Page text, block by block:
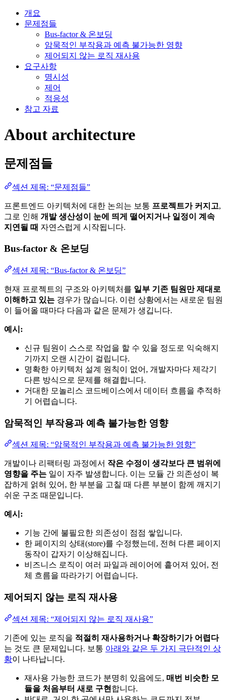
개요
문제점들
Bus-factor & 온보딩
암묵적인 부작용과 예측 불가능한 영향
제어되지 않는 로직 재사용
요구사항
명시성
제어
적응성
참고 자료
About architecture
문제점들
섹션 제목: “문제점들”
프론트엔드 아키텍처에 대한 논의는 보통 프로젝트가 커지고,
그로 인해 개발 생산성이 눈에 띄게 떨어지거나 일정이 계속
지연될 때 자연스럽게 시작됩니다.
Bus-factor & 온보딩
섹션 제목: “Bus-factor & 온보딩”
현재 프로젝트의 구조와 아키텍처를 일부 기존 팀원만 제대로
이해하고 있는 경우가 많습니다. 이런 상황에서는 새로운 팀원
이 들어올 때마다 다음과 같은 문제가 생깁니다.
예시:
신규 팀원이 스스로 작업을 할 수 있을 정도로 익숙해지
기까지 오랜 시간이 걸립니다.
명확한 아키텍처 설계 원칙이 없어, 개발자마다 제각기
다른 방식으로 문제를 해결합니다.
거대한 모놀리스 코드베이스에서 데이터 흐름을 추적하
기 어렵습니다.
암묵적인 부작용과 예측 불가능한 영향
섹션 제목: “암묵적인 부작용과 예측 불가능한 영향”
개발이나 리팩터링 과정에서 작은 수정이 생각보다 큰 범위에
영향을 주는 일이 자주 발생합니다. 이는 모듈 간 의존성이 복
잡하게 얽혀 있어, 한 부분을 고칠 때 다른 부분이 함께 깨지기
쉬운 구조 때문입니다.
예시:
기능 간에 불필요한 의존성이 점점 쌓입니다.
한 페이지의 상태(store)를 수정했는데, 전혀 다른 페이지
동작이 갑자기 이상해집니다.
비즈니스 로직이 여러 파일과 레이어에 흩어져 있어, 전
체 흐름을 따라가기 어렵습니다.
제어되지 않는 로직 재사용
섹션 제목: “제어되지 않는 로직 재사용”
기존에 있는 로직을 적절히 재사용하거나 확장하기가 어렵다
는 것도 큰 문제입니다. 보통 아래와 같은 두 가지 극단적인 상
황이 나타납니다.
재사용 가능한 코드가 분명히 있음에도, 매번 비슷한 모
듈을 처음부터 새로 구현 합니다.